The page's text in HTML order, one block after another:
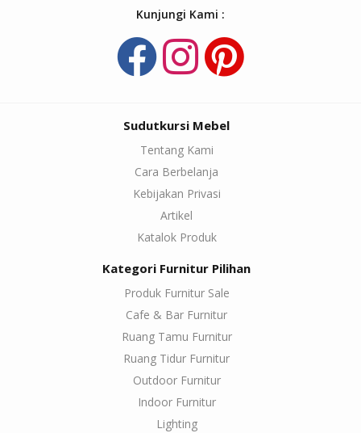
Kunjungi Kami :
Sudutkursi Mebel
Tentang Kami
Cara Berbelanja
Kebijakan Privasi
Artikel
Katalok Produk
Kategori Furnitur Pilihan
Produk Furnitur Sale
Cafe & Bar Furnitur
Ruang Tamu Furnitur
Ruang Tidur Furnitur
Outdoor Furnitur
Indoor Furnitur
Lighting